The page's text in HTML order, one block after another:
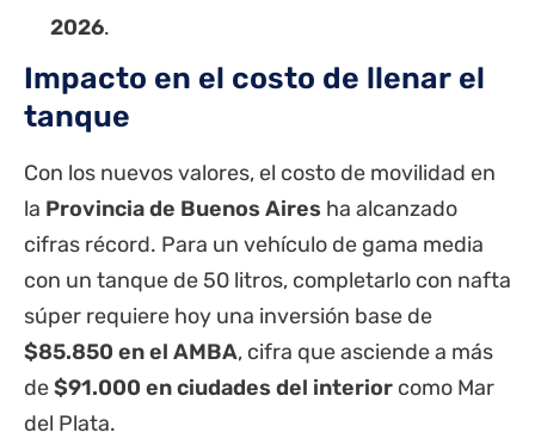
2026.
Impacto en el costo de llenar el
tanque
Con los nuevos valores, el costo de movilidad en
la Provincia de Buenos Aires ha alcanzado
cifras récord. Para un vehículo de gama media
con un tanque de 50 litros, completarlo con nafta
súper requiere hoy una inversión base de
$85.850 en el AMBA, cifra que asciende a más
de$91.000 en ciudades del interior como Mar
del Plata.